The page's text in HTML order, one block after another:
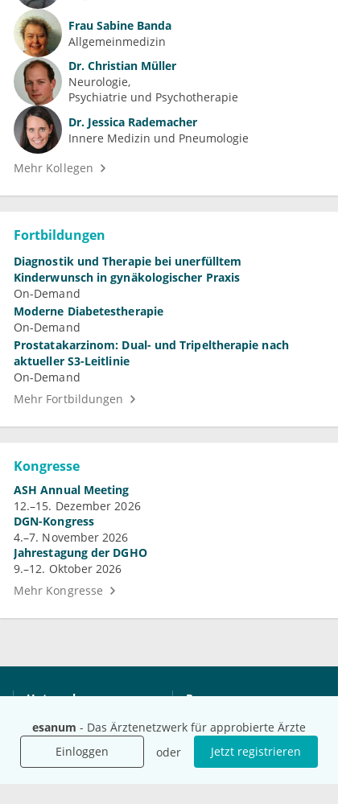
esanum - Das Ärztenetzwerk für approbierte Ärzte
Einloggen
oder Jetzt registrieren
Frau Sabine Banda
Allgemeinmedizin
Dr. Christian Müller
Neurologie
Psychiatrie und Psychotherapie
Dr. Jessica Rademacher
Innere Medizin und Pneumologie
Mehr Kollegen
Fortbildungen
Diagnostik und Therapie bei unerfülltem
Kinderwunsch in gynäkologischer Praxis
On-Demand
Moderne Diabetestherapie
On-Demand
Prostatakarzinom: Dual- und Tripeltherapie nach
aktueller S3-Leitlinie
On-Demand
Mehr Fortbildungen
Kongresse
ASH Annual Meeting
12.–15. Dezember 2026
DGN-Kongress
4.–7. November 2026
Jahrestagung der DGHO
9.–12. Oktober 2026
Mehr Kongresse
Unternehmen
Für Unternehmen
Für Agenturen
Ressourcen
Hilfe